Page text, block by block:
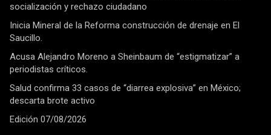
socialización y rechazo ciudadano
Inicia Mineral de la Reforma construcción de drenaje en El
Saucillo.
Acusa Alejandro Moreno a Sheinbaum de “estigmatizar” a
periodistas críticos.
Salud confirma 33 casos de “diarrea explosiva” en México;
descarta brote activo
Edición 07/08/2026